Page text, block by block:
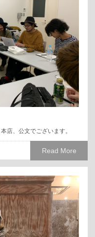
店、公文でございます。
Read More